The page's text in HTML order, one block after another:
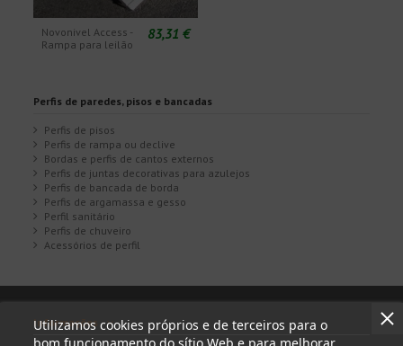
Novonivel Access -
Rampa para leilão
83,31 €
Perfis de paredes, pisos e bancadas
Perfis de pisos
Perfis de rampa ou declive
Bordas e perfis de cantos externos
Perfis de juntas decorativas para azulejos
Perfis de bancada de borda
Perfis de argamassa e gesso
Perfil sanitário
Perfis de chuveiro
Acessórios de perfil
Utilizamos cookies próprios e de terceiros para o
Informações